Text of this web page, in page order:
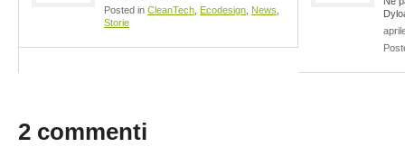
Posted in CleanTech Ecodesign News
Storie
2 commenti